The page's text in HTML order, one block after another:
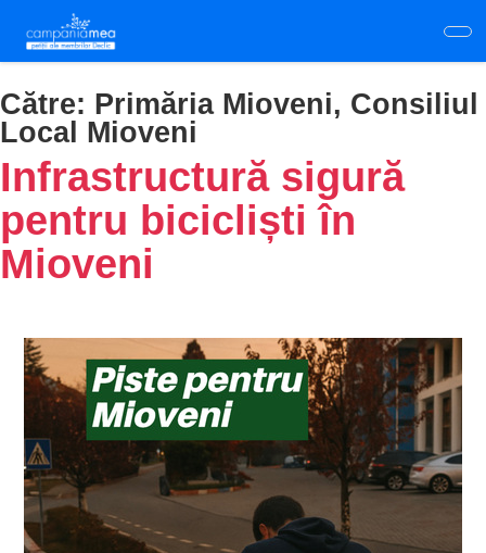
main
content
Către: Primăria Mioveni, Consiliul
Local Mioveni
Infrastructură sigură
pentru bicicliști în
Mioveni